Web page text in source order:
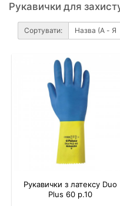
Рукавички для
Сортувати:
Рукавички з латексу Duo
Plus 60 р.10